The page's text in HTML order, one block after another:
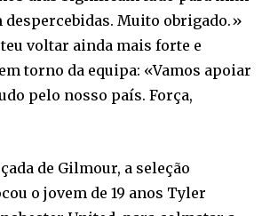
despercebidas. Muito obrigado.»
voltar ainda mais forte e
torno da equipa: «Vamos apoiar
pelo nosso país. Força,
de Gilmour, a seleção
o jovem de 19 anos Tyler